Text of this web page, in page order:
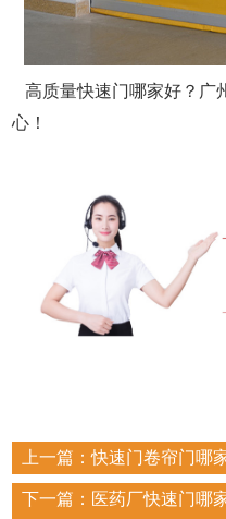
高质量快速门哪家好？广
心！
上一篇：快速门卷帘门哪
下一篇： 医药厂快速门哪